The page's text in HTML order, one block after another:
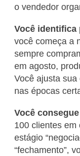
o vendedor
Você identifica
você começa a
sempre
em agosto,
Você ajusta sua
nas épocas
Você
100 clientes em
estágio
“fechamento”,